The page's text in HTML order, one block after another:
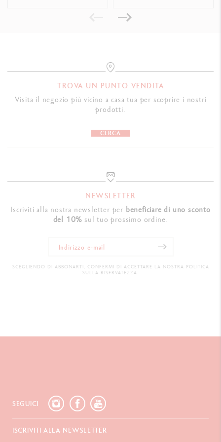
CONFEZIONE
Peso: 0.700 kg
INDICAZIONI LEGALI
TROVA UN PUNTO VENDITA
Visita il negozio più vicino a casa tua per scoprire i nostri
prodotti.
CERCA
NEWSLETTER
Iscriviti alla nostra newsletter per beneficiare di uno sconto
del 10% sul tuo prossimo ordine.
SCEGLIENDO DI ABBONARTI, CONFERMI DI ACCETTARE LA NOSTRA POLITICA
SULLA RISERVATEZZA.
SEGUICI
ISCRIVITI ALLA NEWSLETTER